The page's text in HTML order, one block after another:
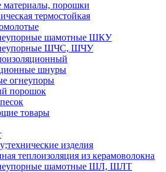
материалы, порошки
термостойкая
шамотные ШКУ
ШЧС, ШЧУ
шнуры
огнеупоры
порошок
товары
изделия
теплоизоляция из керамоволокна
шамотные ШЛ, ШЛТ